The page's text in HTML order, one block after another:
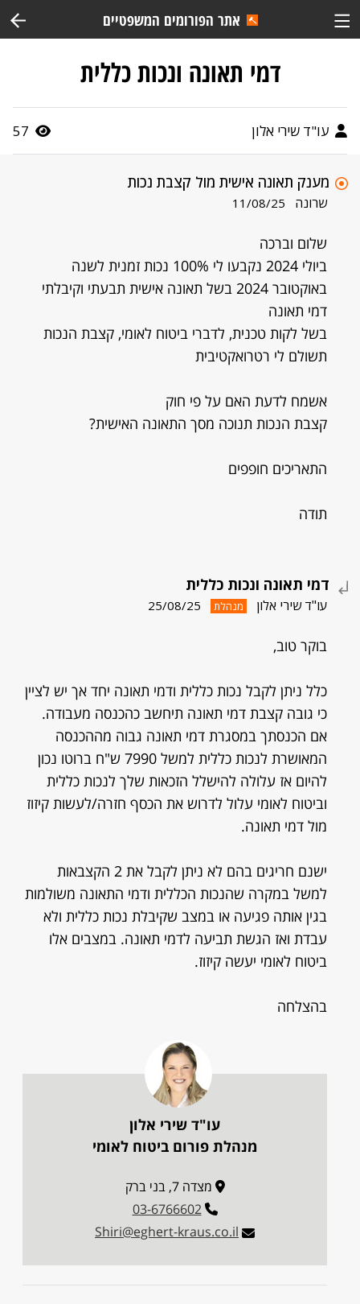
אתר הפורומים המשפטיים
דמי תאונה ונכות כללית
עו"ד שירי אלון 57
מענק תאונה אישית מול קצבת נכות
שרונה 11/08/25
שלום וברכה
ביולי 2024 נקבעו לי 100% נכות זמנית לשנה
באוקטובר 2024 בשל תאונה אישית תבעתי וקיבלתי
דמי תאונה
בשל לקות טכנית, לדברי ביטוח לאומי, קצבת הנכות
תשולם לי רטרואקטיבית
אשמח לדעת האם על פי חוק
קצבת הנכות תנוכה מסך התאונה האישית?
התאריכים חופפים
תודה
דמי תאונה ונכות כללית
עו"ד שירי אלון מנהלת 25/08/25
בוקר טוב,
כלל ניתן לקבל נכות כללית ודמי תאונה יחד אך יש לציין
כי גובה קצבת דמי תאונה תיחשב כהכנסה מעבודה.
אם הכנסתך במסגרת דמי תאונה גבוה מההכנסה
המאושרת לנכות כללית למשל 7990 ש"ח ברוטו נכון
להיום אז עלולה להישלל הזכאות שלך לנכות כללית
וביטוח לאומי עלול לדרוש את הכסף חזרה/לעשות קיזוז
מול דמי תאונה.
ישנם חריגים בהם לא ניתן לקבל את 2 הקצבאות
למשל במקרה שהנכות הכללית ודמי התאונה משולמות
בגין אותה פגיעה או במצב שקיבלת נכות כללית ולא
עבדת ואז הגשת תביעה לדמי תאונה. במצבים אלו
ביטוח לאומי יעשה קיזוז.
בהצלחה
עו"ד שירי אלון
מנהלת פורום ביטוח לאומי
מצדה 7, בני ברק
03-6766602
Shiri@eghert-kraus.co.il